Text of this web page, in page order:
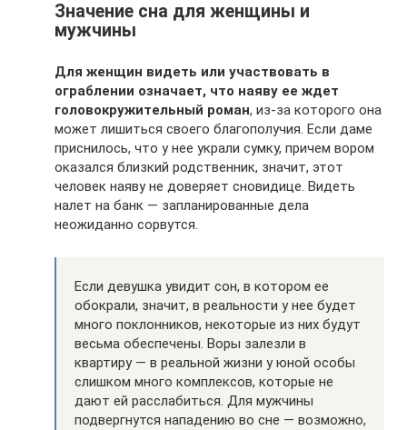
Значение сна для женщины и
мужчины
Для женщин видеть или участвовать в
ограблении означает, что наяву ее ждет
головокружительный роман, из-за которого она
может лишиться своего благополучия. Если даме
приснилось, что у нее украли сумку, причем вором
оказался близкий родственник, значит, этот
человек наяву не доверяет сновидице. Видеть
налет на банк — запланированные дела
неожиданно сорвутся.
Если девушка увидит сон, в котором ее
обокрали, значит, в реальности у нее будет
много поклонников, некоторые из них будут
весьма обеспечены. Воры залезли в
квартиру — в реальной жизни у юной особы
слишком много комплексов, которые не
дают ей расслабиться. Для мужчины
подвергнутся нападению во сне — возможно,